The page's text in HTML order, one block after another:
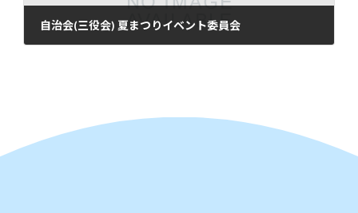
自治会(三役会) 夏まつりイベント委員会